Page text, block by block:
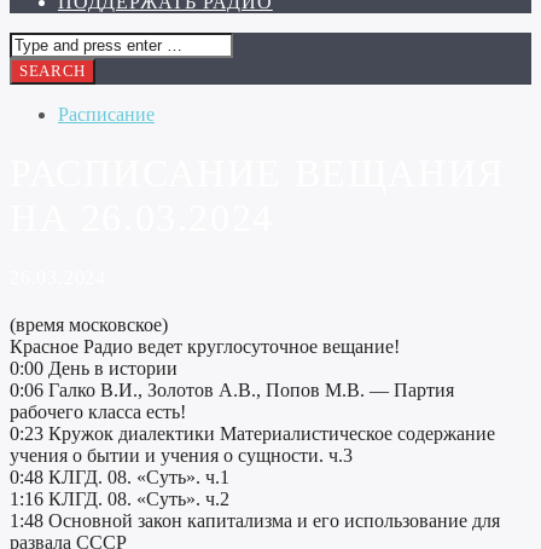
Расписание
(время московское)
Красное Радио ведет круглосуточное вещание!
0:00 День в истории
0:06 Галко В.И., Золотов А.В., Попов М.В. — Партия
рабочего класса есть!
0:23 Кружок диалектики Материалистическое содержание
учения о бытии и учения о сущности. ч.3
0:48 КЛГД. 08. «Суть». ч.1
1:16 КЛГД. 08. «Суть». ч.2
1:48 Основной закон капитализма и его использование для
развала СССР